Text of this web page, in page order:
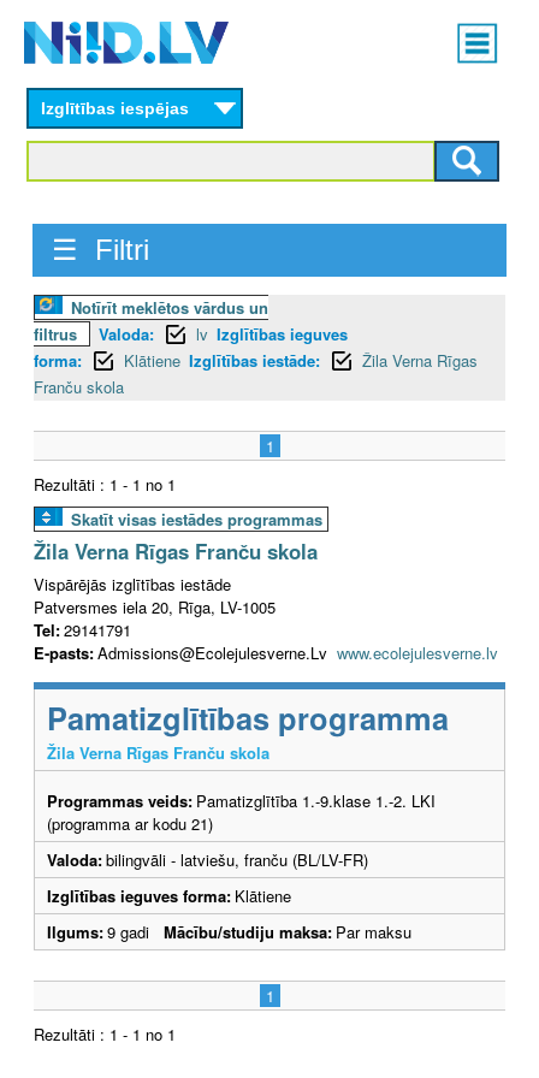
content
Main
menu
Izglītības iespējas
☰ Filtri
Notīrīt meklētos vārdus un
filtrus
Valoda: lv Izglītības ieguves
forma:
Klātiene Izglītības iestāde:
Žila Verna Rīgas
Franču skola
1
Rezultāti : 1 - 1 no 1
Skatīt visas iestādes programmas
Žila Verna Rīgas Franču skola
Vispārējās izglītības iestāde
Patversmes iela 20, Rīga, LV-1005
Tel:29141791
E-pasts:Admissions@Ecolejulesverne.Lv www.ecolejulesverne.lv
Pamatizglītības programma
Žila Verna Rīgas Franču skola
Programmas veids: Pamatizglītība 1.-9.klase 1.-2. LKI
(programma ar kodu 21)
Valoda:bilingvāli - latviešu, franču (BL/LV-FR)
Izglītības ieguves forma: Klātiene
Ilgums:9 gadi Mācību/studiju maksa: Par maksu
1
Rezultāti : 1 - 1 no 1